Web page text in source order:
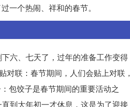
一个热闹、祥和的春节。
六、七天了，过年的准备工作变得
对联：春节期间，人们会贴上对联，
包饺子是春节期间的重要活动之
到大年初一才休息，这是为了迎接